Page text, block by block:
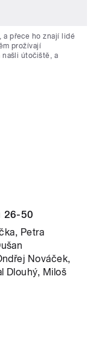
a přece ho znají lidé
prožívají
útočiště, a
26-50
Petra
Nováček,
Dlouhý, Miloš